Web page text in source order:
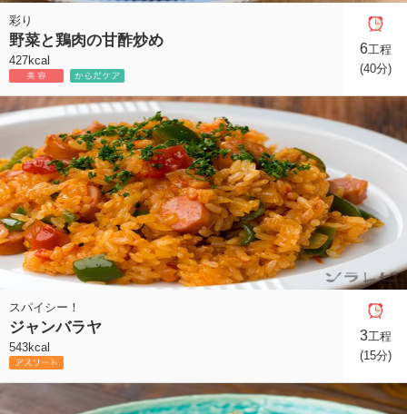
彩り
野菜と鶏肉の甘酢炒め
427kcal
6工程
(40分)
スパイシー！
ジャンバラヤ
543kcal
3工程
(15分)